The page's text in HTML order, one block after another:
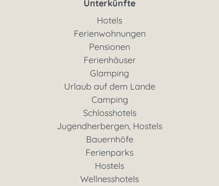
Unterkünfte
Hotels
Ferienwohnungen
Pensionen
Ferienhäuser
Glamping
Urlaub auf dem Lande
Camping
Schlosshotels
Jugendherbergen, Hostels
Bauernhöfe
Ferienparks
Hostels
Wellnesshotels